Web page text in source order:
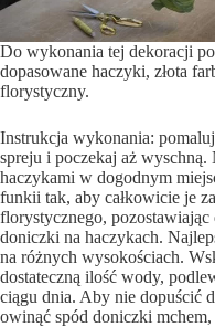
Do wykonania tej dekoracji
dopasowane haczyki, złota
florystyczny.
Instrukcja wykonania:
spreju i poczekaj aż wyschną.
haczykami w dogodnym
funkii tak, aby całkowicie je
florystycznego,
doniczki na haczykach.
na różnych wysokościach.
dostateczną ilość wody,
ciągu dnia. Aby nie dopuścić
owinąć spód doniczki